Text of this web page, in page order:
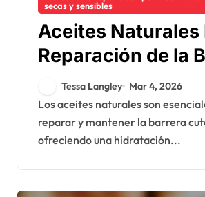
secas y sensibles
Aceites Naturales
Reparación de la
Cutánea:
Tipos, Aplicación
Tessa Langley Mar 4, 2026
Los aceites naturales son esenciales para
reparar y mantener la barrera
ofreciendo una hidratación...